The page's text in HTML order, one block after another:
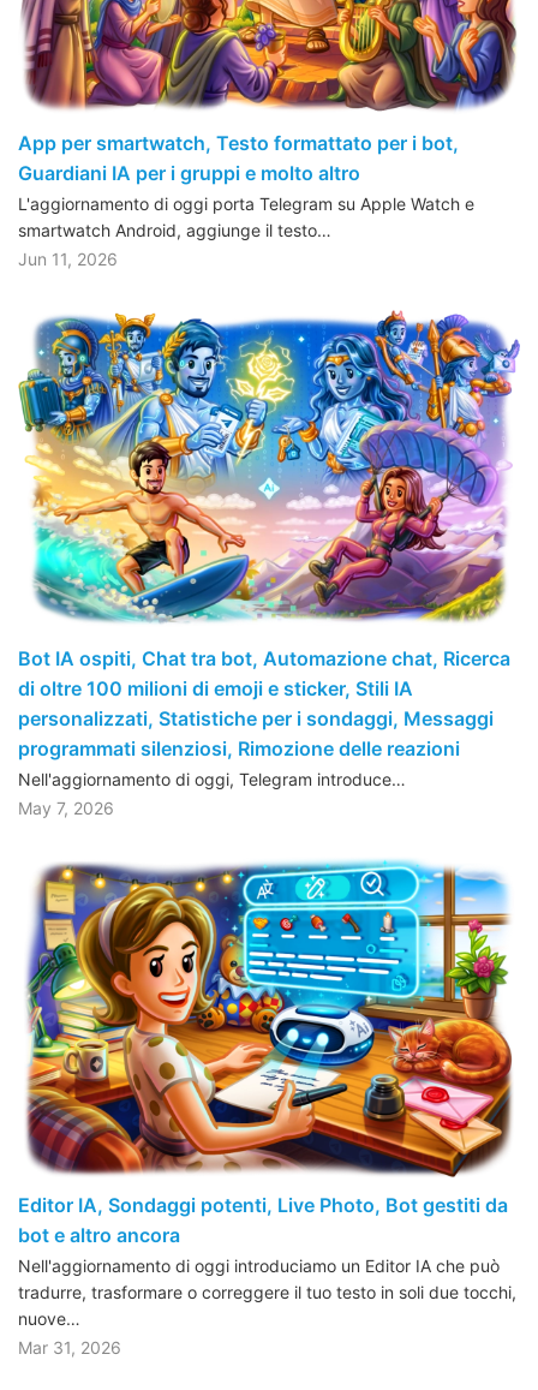
App per smartwatch, Testo formattato per i bot,
Guardiani IA per i gruppi e molto altro
L'aggiornamento di oggi porta Telegram su Apple Watch e
smartwatch Android, aggiunge il testo…
Jun 11, 2026
Bot IA ospiti, Chat tra bot, Automazione chat, Ricerca
di oltre 100 milioni di emoji e sticker, Stili IA
personalizzati, Statistiche per i sondaggi, Messaggi
programmati silenziosi, Rimozione delle reazioni
Nell'aggiornamento di oggi, Telegram introduce…
May 7, 2026
Editor IA, Sondaggi potenti, Live Photo, Bot gestiti da
bot e altro ancora
Nell'aggiornamento di oggi introduciamo un Editor IA che può
tradurre, trasformare o correggere il tuo testo in soli due tocchi,
nuove…
Mar 31, 2026